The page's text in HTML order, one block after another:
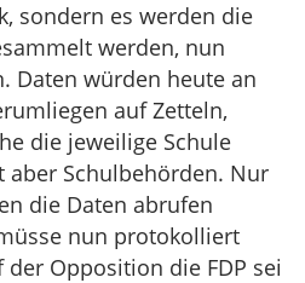
sondern es werden die
werden, nun
Daten würden heute an
auf Zetteln,
die jeweilige Schule
aber Schulbehörden. Nur
die Daten abrufen
nun protokolliert
Opposition die FDP sei